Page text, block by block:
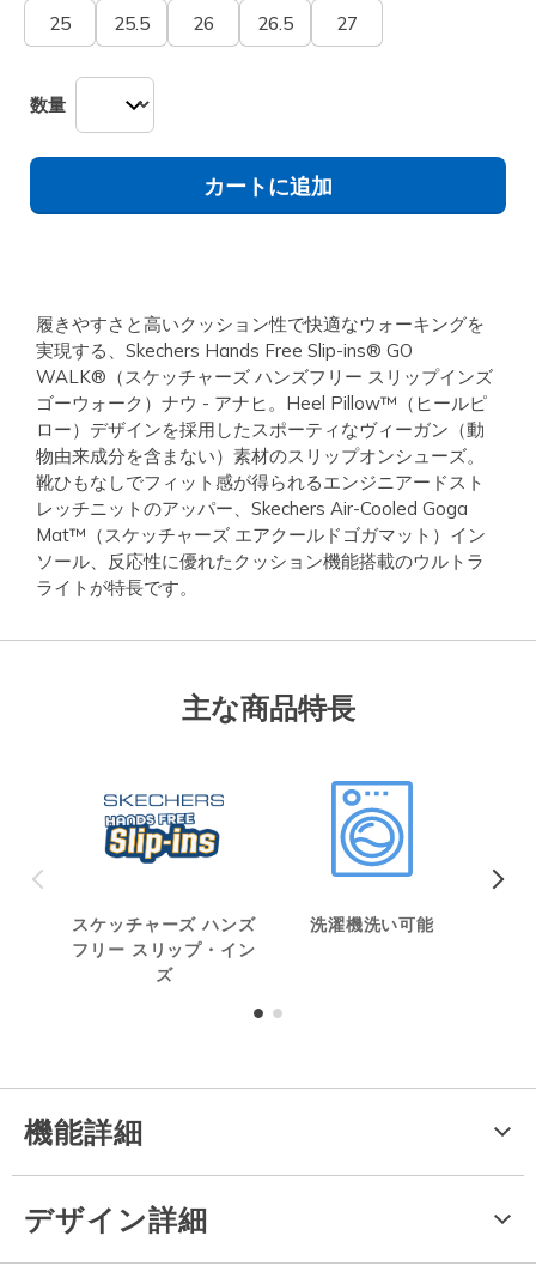
25 25.5 26 26.5 27
数量
カートに追加
履きやすさと高いクッション性で快適なウォーキングを
実現する、Skechers Hands Free Slip-ins® GO
WALK®（スケッチャーズ ハンズフリー スリップインズ
ゴーウォーク）ナウ - アナヒ。Heel Pillow™（ヒールピ
ロー）デザインを採用したスポーティなヴィーガン（動
物由来成分を含まない）素材のスリップオンシューズ。
靴ひもなしでフィット感が得られるエンジニアードスト
レッチニットのアッパー、Skechers Air-Cooled Goga
Mat™（スケッチャーズ エアクールドゴガマット）イン
ソール、反応性に優れたクッション機能搭載のウルトラ
ライトが特長です。
主な商品特長
スケッチャーズ ハンズ
フリー スリップ・イン
ズ
洗濯機洗い可能
機能詳細
デザイン詳細